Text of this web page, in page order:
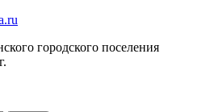
городского поселения